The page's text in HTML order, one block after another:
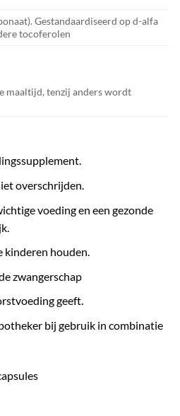
Gestandaardiseerd op d-alfa
tocoferolen
maaltijd, tenzij anders wordt
overschrijden.
voeding en een gezonde
kinderen houden.
zwangerschap
geeft.
bij gebruik in combinatie